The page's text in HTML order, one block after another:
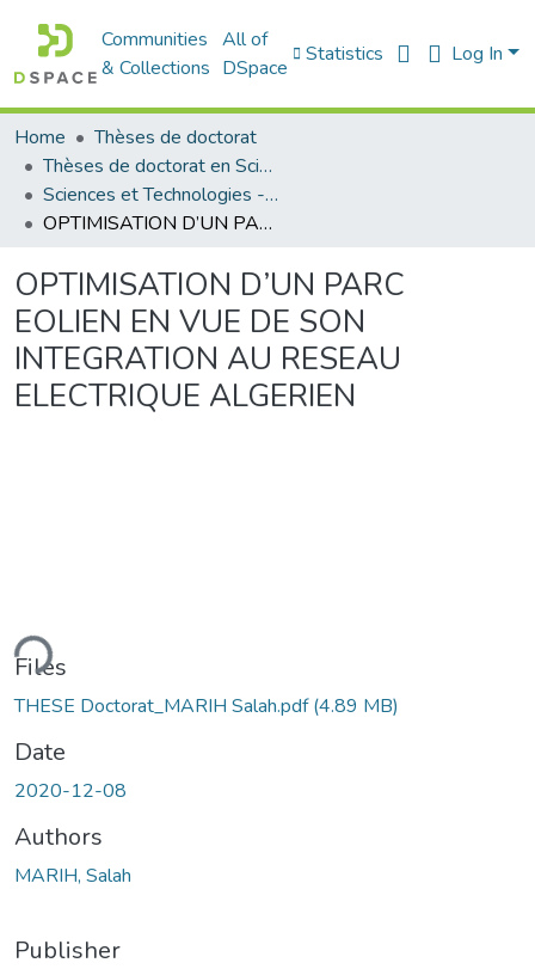
Communities
& Collections
All of
DSpace
Statistics Log In
Home
Thèses de doctorat
Thèses de doctorat en Sciences
Sciences et Technologies - العلوم و التكنولوجيا
OPTIMISATION D’UN PARC EOLIEN EN VUE DE SON INTEGRATION AU RESEAU ELECTRIQUE ALGERIEN
OPTIMISATION D’UN PARC
EOLIEN EN VUE DE SON
INTEGRATION AU RESEAU
ELECTRIQUE ALGERIEN
Files
THESE Doctorat_MARIH Salah.pdf(4.89 MB)
Date
2020-12-08
Authors
MARIH, Salah
Publisher